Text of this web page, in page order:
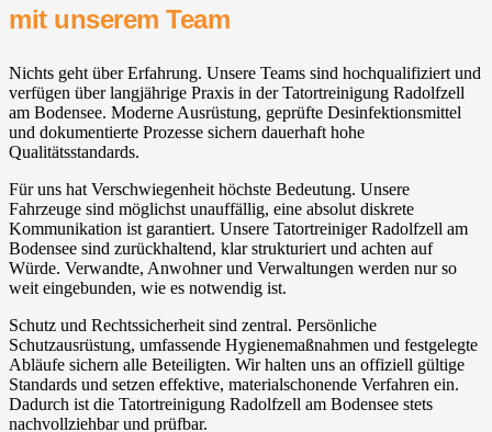
mit unserem Team
Nichts geht über Erfahrung. Unsere Teams sind hochqualifiziert und
verfügen über langjährige Praxis in der Tatortreinigung Radolfzell
am Bodensee. Moderne Ausrüstung, geprüfte Desinfektionsmittel
und dokumentierte Prozesse sichern dauerhaft hohe
Qualitätsstandards.
Für uns hat Verschwiegenheit höchste Bedeutung. Unsere
Fahrzeuge sind möglichst unauffällig, eine absolut diskrete
Kommunikation ist garantiert. Unsere Tatortreiniger Radolfzell am
Bodensee sind zurückhaltend, klar strukturiert und achten auf
Würde. Verwandte, Anwohner und Verwaltungen werden nur so
weit eingebunden, wie es notwendig ist.
Schutz und Rechtssicherheit sind zentral. Persönliche
Schutzausrüstung, umfassende Hygienemaßnahmen und festgelegte
Abläufe sichern alle Beteiligten. Wir halten uns an offiziell gültige
Standards und setzen effektive, materialschonende Verfahren ein.
Dadurch ist die Tatortreinigung Radolfzell am Bodensee stets
nachvollziehbar und prüfbar.